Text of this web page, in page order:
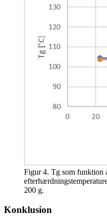
Figur 4. Tg som funktion
200 g.
Konklusion